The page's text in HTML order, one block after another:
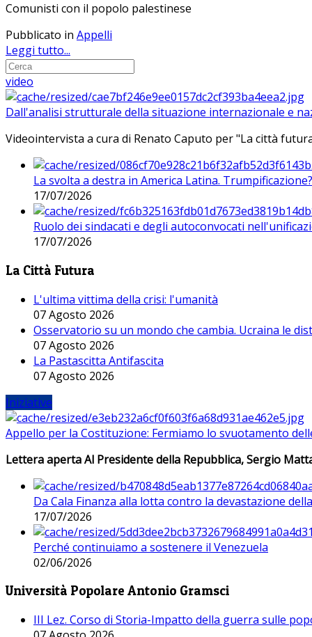
Comunisti con il popolo palestinese
Pubblicato in Appelli
Leggi tutto...
video
Dall'analisi strutturale della situazione internazionale e
Videointervista a cura di Renato Caputo per "La città
La svolta a destra in America Latina. Trumpificazione?
17/07/2026
Ruolo dei sindacati e degli autoconvocati
17/07/2026
La Città Futura
L'ultima vittima della crisi: l'umanità
07 Agosto 2026
Osservatorio su un mondo che cambia. Ucraina le
07 Agosto 2026
La Pastascitta Antifascita
07 Agosto 2026
Iniziative
Appello per la Costituzione: Fermiamo lo svuotamento
Lettera aperta Al Presidente della Repubblica, Sergio
Da Cala Finanza alla lotta contro la devastazione
17/07/2026
Perché continuiamo a sostenere il Venezuela
02/06/2026
Università Popolare Antonio Gramsci
III Lez. Corso di Storia-Impatto della guerra sulle